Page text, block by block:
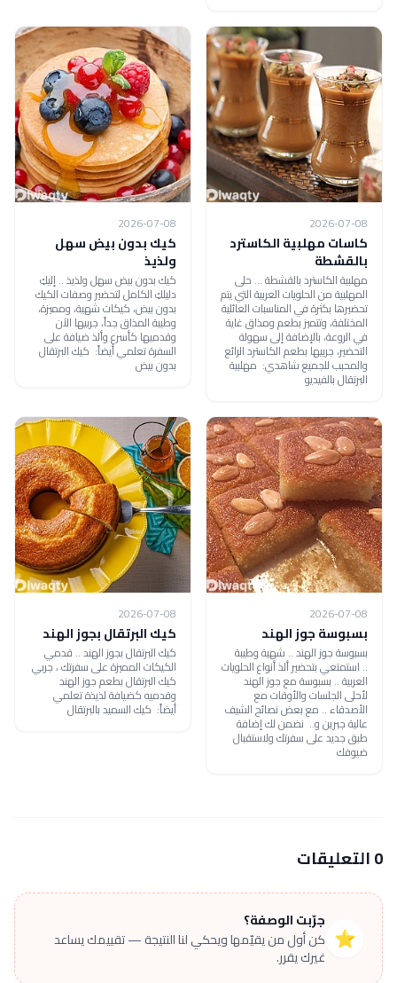
2026-07-08
كاسات مهلبية الكاسترد
بالقشطة
مهلبية الكاسترد بالقشطة ... حلى
المهلبية من الحلويات العربية التي يتم
تحضيرها بكثرة في المناسبات العائلية
المختلفة، وتتميز بطعم ومذاق غاية
في الروعة، بالإضافة إلى سهولة
التحضير، جربيها بطعم الكاسترد الرائع
والمحبب للجميع شاهدي: مهلبية
البرتقال بالفيديو
2026-07-08
كيك بدون بيض سهل
ولذيذ
كيك بدون بيض سهل ولذيذ .. إليكِ
دليلكِ الكامل لتحضير وصفات الكيك
بدون بيض، كيكات شهية، ومميزة،
وطيبة المذاق جداً، جربيها الآن
وقدميها كأسرع وألذ ضيافة على
السفرة تعلمي أيضاً: كيك البرتقال
بدون بيض
2026-07-08
بسبوسة جوز الهند
بسبوسة جوز الهند .. شهية وطيبة
.. استمتعي بتحضير ألذ أنواع الحلويات
العربية .. بسبوسة مع جوز الهند
لأحلى الجلسات والأوقات مع
الأصدقاء .. مع بعض نصائح الشيف
عالية جبرين و.. نضمن لك إضافة
طبق جديد على سفرتك ولاستقبال
ضيوفك
2026-07-08
كيك البرتقال بجوز الهند
كيك البرتقال بجوز الهند .. قدمي
الكيكات المميزة على سفرتك ، جربي
كيك البرتقال بطعم جوز الهند
وقدميه كضيافة لذيذة تعلمي
أيضاً: كيك السميد بالبرتقال
0 التعليقات
⭐
جرّبت الوصفة؟
كن أول من يقيّمها ويحكي لنا النتيجة — تقييمك يساعد
غيرك يقرر.